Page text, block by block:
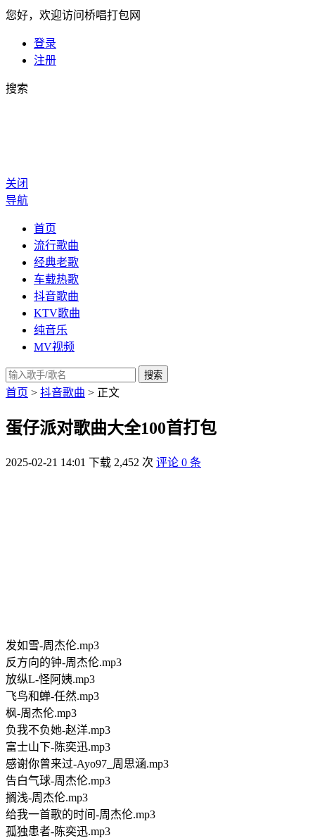
您好，欢迎访问桥唱打包网
登录
注册
搜索
关闭
导航
首页
流行歌曲
经典老歌
车载热歌
抖音歌曲
KTV歌曲
纯音乐
MV视频
搜索
首页 > 抖音歌曲 > 正文
蛋仔派对歌曲大全100首打包
2025-02-21 14:01 下载 2,452 次 评论 0 条
发如雪-周杰伦.mp3
反方向的钟-周杰伦.mp3
放纵L-怪阿姨.mp3
飞鸟和蝉-任然.mp3
枫-周杰伦.mp3
负我不负她-赵洋.mp3
富士山下-陈奕迅.mp3
感谢你曾来过-Ayo97_周思涵.mp3
告白气球-周杰伦.mp3
搁浅-周杰伦.mp3
给我一首歌的时间-周杰伦.mp3
孤独患者-陈奕迅.mp3